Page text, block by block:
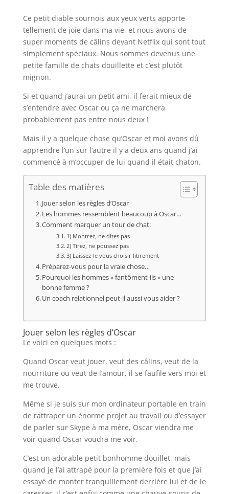
Ce petit diable sournois aux yeux verts apporte
tellement de joie dans ma vie, et nous avons de
super moments de câlins devant Netflix qui sont tout
simplement spéciaux. Nous sommes devenus une
petite famille de chats douillette et c’est plutôt
mignon.
Si et quand j’aurai un petit ami, il ferait mieux de
s’entendre avec Oscar ou ça ne marchera
probablement pas entre nous deux !
Mais il y a quelque chose qu’Oscar et moi avons dû
apprendre l’un sur l’autre il y a deux ans quand j’ai
commencé à m’occuper de lui quand il était chaton.
Table des matières
Jouer selon les règles d’Oscar
Les hommes ressemblent beaucoup à Oscar…
Comment marquer un tour de chat:
1) Montrez, ne dites pas
2) Tirez, ne poussez pas
3) Laissez-le vous choisir librement
Préparez-vous pour la vraie chose…
Pourquoi les hommes « fantôment-ils » une
bonne femme ?
Un coach relationnel peut-il aussi vous aider ?
Jouer selon les règles d’Oscar
Le voici en quelques mots :
Quand Oscar veut jouer, veut des câlins, veut de la
nourriture ou veut de l’amour, il se faufile vers moi et
me trouve.
Même si je suis sur mon ordinateur portable en train
de rattraper un énorme projet au travail ou d’essayer
de parler sur Skype à ma mère, Oscar viendra me
voir quand Oscar voudra me voir.
C’est un adorable petit bonhomme douillet, mais
quand je l’ai attrapé pour la première fois et que j’ai
essayé de monter tranquillement derrière lui et de le